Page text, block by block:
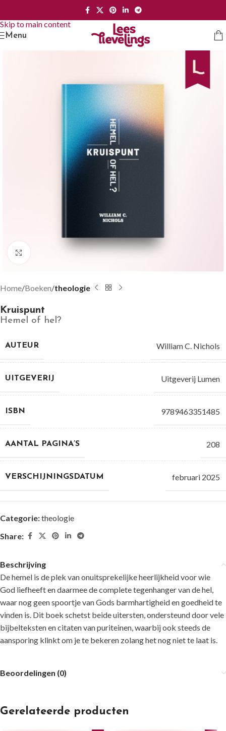
Skip to main content
Menu
Groter bekijken
Home Boeken theologie
Kruispunt
Hemel of hel?
AUTEUR William C. Nichols
UITGEVERIJ Uitgeverij Lumen
ISBN 9789463351485
AANTAL PAGINA’S 208
VERSCHIJNINGSDATUM februari 2025
Categorie:theologie
Share:
Beschrijving
De hemel is de plek van onuitsprekelijke heerlijkheid voor wie
God liefheeft en daarmee de complete tegenhanger van de hel,
waar nog geen spoortje van Gods barmhartigheid en goedheid te
vinden is. Dit boek schetst beide uitersten, ondersteund door vele
bijbelteksten en citaten van puriteinen, waarbij ook steeds de
aansporing klinkt om je te bekeren zolang het nog niet te laat is.
Beoordelingen (0)
Gerelateerde producten